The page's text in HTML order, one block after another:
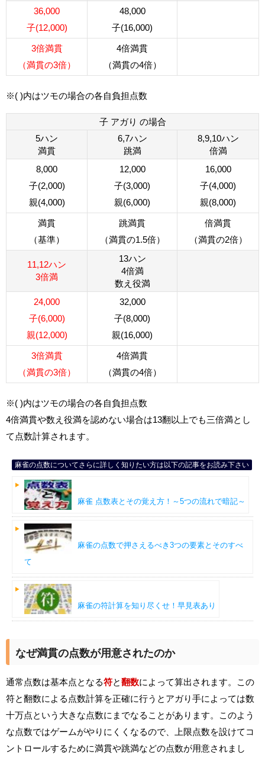
36,000
子(12,000)
48,000
子(16,000)
3倍満貫
（満貫の3倍）
4倍満貫
（満貫の4倍）
※( )内はツモの場合の各自負担点数
子 アガり の場合
5ハン
満貫
6,7ハン
跳満
8,9,10ハン
倍満
8,000
子(2,000)
親(4,000)
12,000
子(3,000)
親(6,000)
16,000
子(4,000)
親(8,000)
満貫
（基準）
跳満貫
（満貫の1.5倍）
倍満貫
（満貫の2倍）
11,12ハン
3倍満
13ハン
4倍満
数え役満
24,000
子(6,000)
親(12,000)
32,000
子(8,000)
親(16,000)
3倍満貫
（満貫の3倍）
4倍満貫
（満貫の4倍）
※( )内はツモの場合の各自負担点数
4倍満貫や数え役満を認めない場合は13翻以上でも三倍満とし
て点数計算されます。
麻雀の点数についてさらに詳しく知りたい方は以下の記事をお読み下さい
麻雀 点数表とその覚え方！～5つの流れで暗記～
麻雀の点数で押さえるべき3つの要素とそのすべ
て
麻雀の符計算を知り尽くせ！早見表あり
なぜ満貫の点数が用意されたのか
通常点数は基本点となる符と翻数によって算出されます。この
符と翻数による点数計算を正確に行うとアガり手によっては数
十万点という大きな点数にまでなることがあります。このよう
な点数ではゲームがやりにくくなるので、上限点数を設けてコ
ントロールするために満貫や跳満などの点数が用意されまし